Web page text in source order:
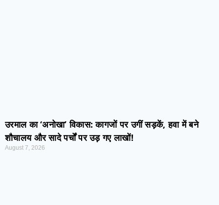
उरमाल का ‘अनोखा’ विकास: कागजों पर उगीं सड़कें, हवा में बने
शौचालय और सादे पर्चों पर उड़ गए लाखों!
August 7, 2026